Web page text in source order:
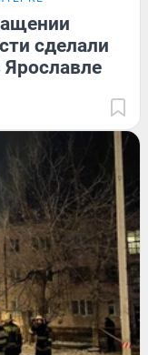
сделали
Ярославле